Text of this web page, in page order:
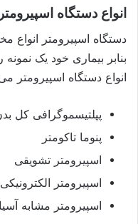
انواع دستگاه
دستگاه اسپیرومتر انواع
بنابر بیماری خود یک نمونه
انواع دستگاه اسپیرومتر
پپلتیسموگرافی کل
پنوما تاکومتر
اسپیرومتر تشویقی
اسپیرومتر الکترونیکی
اسپیرومتر مشابه